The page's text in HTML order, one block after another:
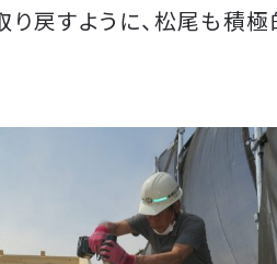
戻すように、松尾も積